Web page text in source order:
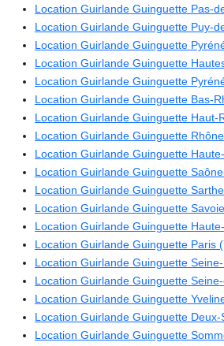
Location Guirlande Guinguette Pas-
Location Guirlande Guinguette Puy-
Location Guirlande Guinguette
Location Guirlande Guinguette
Location Guirlande Guinguette
Location Guirlande Guinguette Bas-
Location Guirlande Guinguette Haut-
Location Guirlande Guinguette
Location Guirlande Guinguette
Location Guirlande Guinguette
Location Guirlande Guinguette
Location Guirlande Guinguette
Location Guirlande Guinguette
Location Guirlande Guinguette Paris
Location Guirlande Guinguette
Location Guirlande Guinguette
Location Guirlande Guinguette
Location Guirlande Guinguette Deux-
Location Guirlande Guinguette